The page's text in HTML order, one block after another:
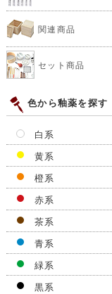
関連商品
セット商品
色から釉薬を探す
白系
黄系
橙系
赤系
茶系
青系
緑系
黒系